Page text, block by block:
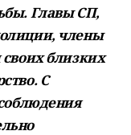
Главы СП,
члены
близких
С